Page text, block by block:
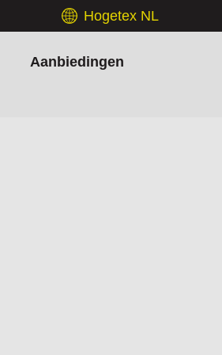
Hogetex NL
Aanbiedingen